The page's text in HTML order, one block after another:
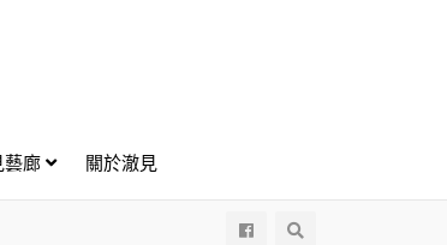
藝廊 關於澈見